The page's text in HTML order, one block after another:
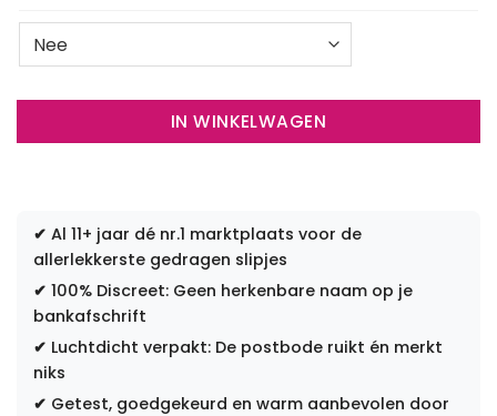
IN WINKELWAGEN
✔ Al 11+ jaar dé nr.1 marktplaats voor de
allerlekkerste gedragen slipjes
✔ 100% Discreet: Geen herkenbare naam op je
bankafschrift
✔ Luchtdicht verpakt: De postbode ruikt én merkt
niks
✔ Getest, goedgekeurd en warm aanbevolen door